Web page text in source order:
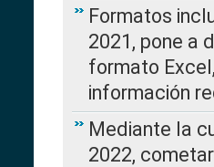
Formatos
2021, pone a
formato
información
Mediante la
2022,